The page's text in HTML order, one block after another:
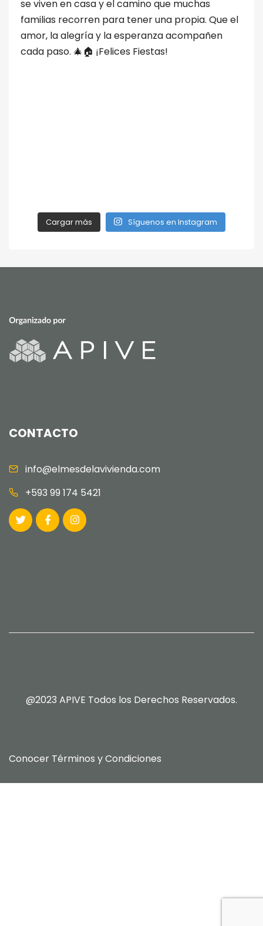
Cargar más Síguenos en Instagram
CONTACTO
info@elmesdelavivienda.com
+593 99 174 5421
@2023 APIVE Todos los Derechos Reservados.
Conocer Términos y Condiciones